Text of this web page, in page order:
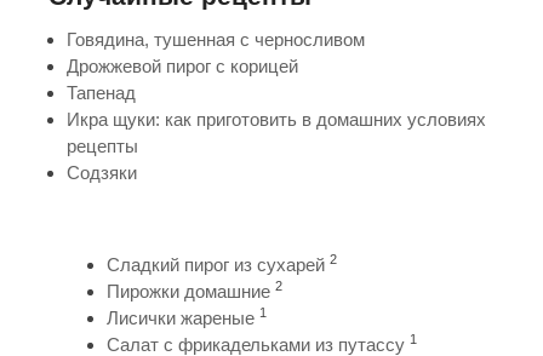
Говядина, тушенная с черносливом
Дрожжевой пирог с корицей
Тапенад
Икра щуки: как приготовить в домашних условиях
рецепты
Содзяки
Сладкий пирог из сухарей 2
Пирожки домашние 2
Лисички жареные 1
Салат с фрикадельками из путассу 1